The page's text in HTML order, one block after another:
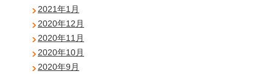
2021年1月
2020年12月
2020年11月
2020年10月
2020年9月